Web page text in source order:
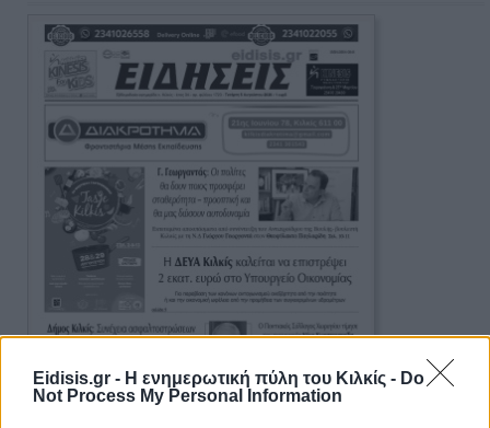
Eidisis.gr - Η ενημερωτική πύλη του Κιλκίς - Do
Not Process My Personal Information